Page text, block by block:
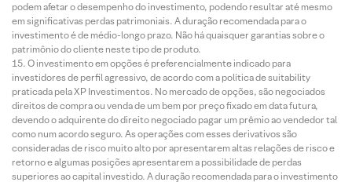
podem afetar o desempenho do investimento, podendo resultar até mesmo
em significativas perdas patrimoniais. A duração recomendada para o
investimento é de médio-longo prazo. Não há quaisquer garantias sobre o
patrimônio do cliente neste tipo de produto.
O investimento em opções é preferencialmente indicado para
investidores de perfil agressivo, de acordo com a política de suitability
praticada pela XP Investimentos. No mercado de opções, são negociados
direitos de compra ou venda de um bem por preço fixado em data futura,
devendo o adquirente do direito negociado pagar um prêmio ao vendedor tal
como num acordo seguro. As operações com esses derivativos são
consideradas de risco muito alto por apresentarem altas relações de risco e
retorno e algumas posições apresentarem a possibilidade de perdas
superiores ao capital investido. A duração recomendada para o investimento